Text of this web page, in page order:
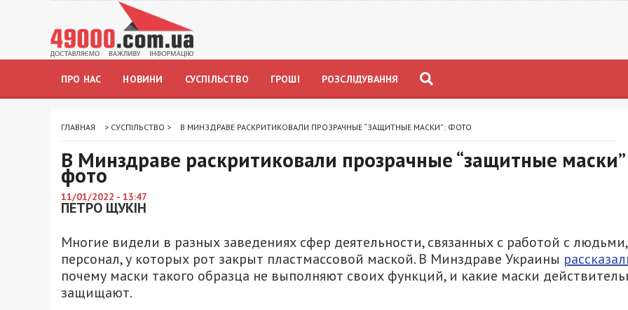
ПРО НАС НОВИНИ СУСПІЛЬСТВО ГРОШІ РОЗСЛІДУВАННЯ
ГЛАВНАЯ > СУСПІЛЬСТВО > В МИНЗДРАВЕ РАСКРИТИКОВАЛИ ПРОЗРАЧНЫЕ “ЗАЩИТНЫЕ МАСКИ”: ФОТО
В Минздраве раскритиковали прозрачные “защитные
фото
11/01/2022 - 13:47
ПЕТРО ЩУКІН
Многие видели в разных заведениях сфер деятельности, связанных с работой с людьми,
персонал, у которых рот закрыт пластмассовой маской. В Минздраве Украины
почему маски такого образца не выполняют своих функций, и какие маски
защищают.